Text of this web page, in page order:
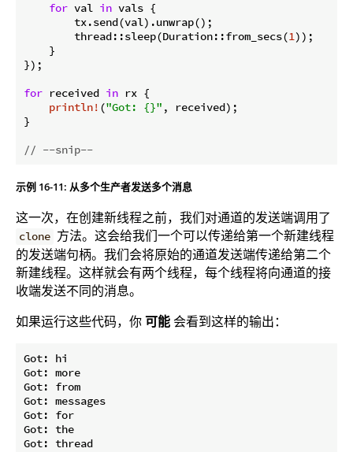
for val in vals {
        tx.send(val).unwrap();
        thread::sleep(Duration::from_secs(
1));
    }
});
for received in rx {
println! ("Got: {}" , received);
}
// --snip--
示例 16-11: 从多个生产者发送多个消息
这一次，在创建新线程之前，我们对通道的发送端调用了
clone 方法。这会给我们一个可以传递给第一个新建线程
的发送端句柄。我们会将原始的通道发送端传递给第二个
新建线程。这样就会有两个线程，每个线程将向通道的接
收端发送不同的消息。
如果运行这些代码，你可能 会看到这样的输出：
Got: hi
Got: more
Got: from
Got: messages
Got: for
Got: the
Got: thread